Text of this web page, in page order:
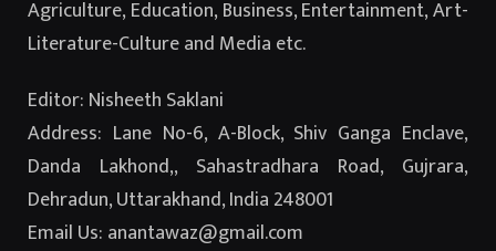
Agriculture, Education, Business, Entertainment, Art-
Literature-Culture and Media etc.
Editor: Nisheeth Saklani
Address: Lane No-6, A-Block, Shiv Ganga Enclave,
Danda Lakhond,, Sahastradhara Road, Gujrara,
Dehradun, Uttarakhand, India 248001
Email Us: anantawaz@gmail.com